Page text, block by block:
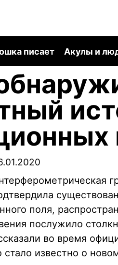
писает Акулы и
поля,
послужило
во время
стало известно о